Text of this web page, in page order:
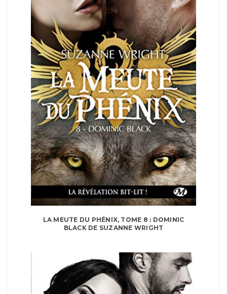
LA MEUTE DU PHÉNIX, TOME 8 : DOMINIC
BLACK DE SUZANNE WRIGHT